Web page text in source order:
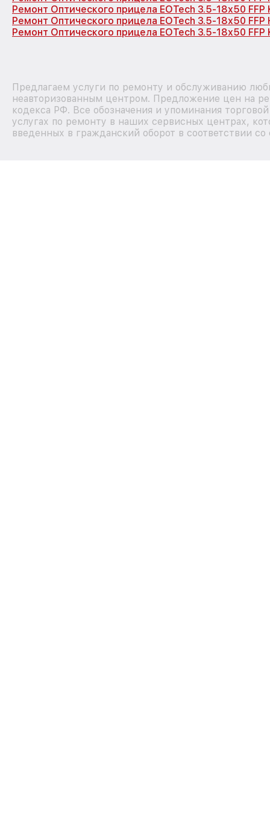
Ремонт Оптического прицела EOTech 3.5-18x50 FFP
Ремонт Оптического прицела EOTech 3.5-18x50
Ремонт Оптического прицела EOTech 3.5-18x50 FFP
Предлагаем услуги по ремонту и обслуживанию
неавторизованным центром. Предложение цен на
кодекса РФ. Все обозначения и упоминания
услугах по ремонту в наших сервисных центрах,
введенных в гражданский оборот в соответствии